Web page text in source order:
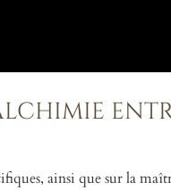
ainsi que sur la